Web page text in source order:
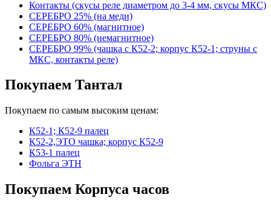
Контакты (скусы реле диаметром до 3-4 мм, скусы МКС)
СЕРЕБРО 25% (на меди)
СЕРЕБРО 60% (магнитное)
СЕРЕБРО 80% (немагнитное)
СЕРЕБРО 99% (чашка с К52-2; корпус К52-1; струны с
МКС, контакты реле)
Покупаем Тантал
Покупаем по самым высоким ценам:
К52-1; К52-9 палец
К52-2,ЭТО чашка; корпус К52-9
К53-1 палец
Фольга ЭТН
Покупаем Корпуса часов